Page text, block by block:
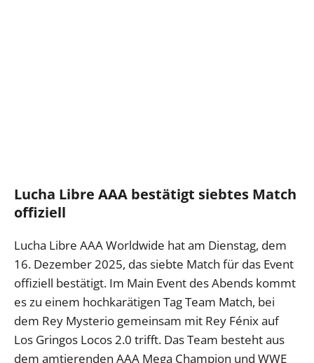
Lucha Libre AAA bestätigt siebtes Match
offiziell
Lucha Libre AAA Worldwide hat am Dienstag, dem
16. Dezember 2025, das siebte Match für das Event
offiziell bestätigt. Im Main Event des Abends kommt
es zu einem hochkarätigen Tag Team Match, bei
dem Rey Mysterio gemeinsam mit Rey Fénix auf
Los Gringos Locos 2.0 trifft. Das Team besteht aus
dem amtierenden AAA Mega Champion und WWE